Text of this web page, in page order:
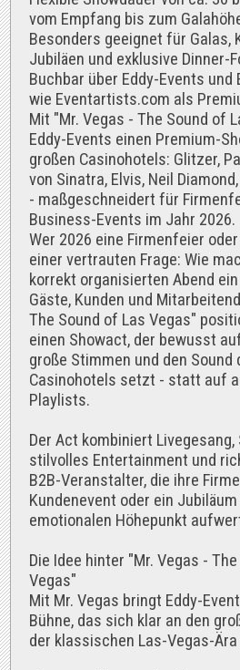
vom Empfang bis zum
Besonders geeignet für Galas,
Jubiläen und exklusive Dinner-
Buchbar über Eddy-Events
wie Eventartists.com als
Mit "Mr. Vegas - The Sound of
Eddy-Events einen Premium-
großen Casinohotels: Glitzer,
von Sinatra, Elvis, Neil
- maßgeschneidert für
Business-Events im Jahr 2026.
Wer 2026 eine Firmenfeier
einer vertrauten Frage: Wie
korrekt organisierten Abend
Gäste, Kunden und
The Sound of Las Vegas"
einen Showact, der bewusst
große Stimmen und den Sound
Casinohotels setzt - statt auf
Playlists.
Der Act kombiniert
stilvolles Entertainment und
B2B-Veranstalter, die ihre
Kundenevent oder ein
emotionalen Höhepunkt
Die Idee hinter "Mr. Vegas -
Vegas"
Mit Mr. Vegas bringt Eddy-
Bühne, das sich klar an den
der klassischen Las-Vegas-